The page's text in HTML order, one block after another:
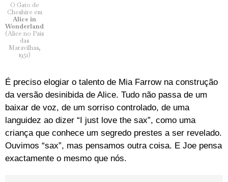
O Gato de
Cheshire em
Alice in
Wonderland
(Alice no País
das
Maravilhas,
1951)
É preciso elogiar o talento de Mia Farrow na construção
da versão desinibida de Alice. Tudo não passa de um
baixar de voz, de um sorriso controlado, de uma
languidez ao dizer “I just love the sax”, como uma
criança que conhece um segredo prestes a ser revelado.
Ouvimos “sax”, mas pensamos outra coisa. E Joe pensa
exactamente o mesmo que nós.